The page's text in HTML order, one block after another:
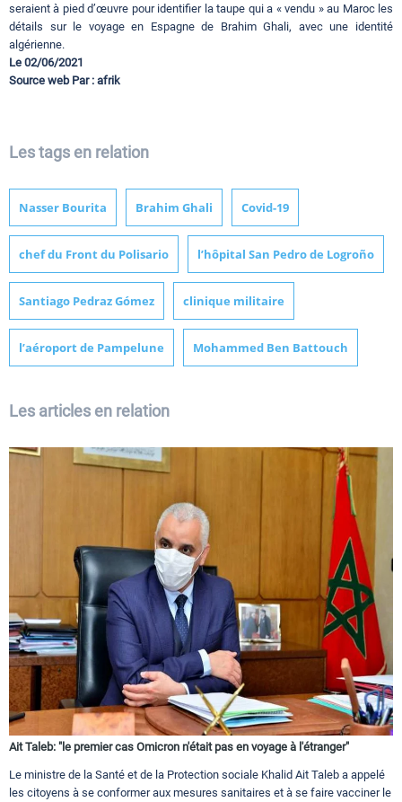
seraient à pied d’œuvre pour identifier la taupe qui a « vendu » au Maroc les
détails sur le voyage en Espagne de Brahim Ghali, avec une identité
algérienne.
Le 02/06/2021
Source web Par : afrik
Les tags en relation
Nasser Bourita Brahim Ghali Covid-19
chef du Front du Polisario l’hôpital San Pedro de Logroño
Santiago Pedraz Gómez clinique militaire
l’aéroport de Pampelune Mohammed Ben Battouch
Les articles en relation
Ait Taleb: "le premier cas Omicron n'était pas en voyage à l'étranger"
Le ministre de la Santé et de la Protection sociale Khalid Ait Taleb a appelé
les citoyens à se conformer aux mesures sanitaires et à se faire vacciner le